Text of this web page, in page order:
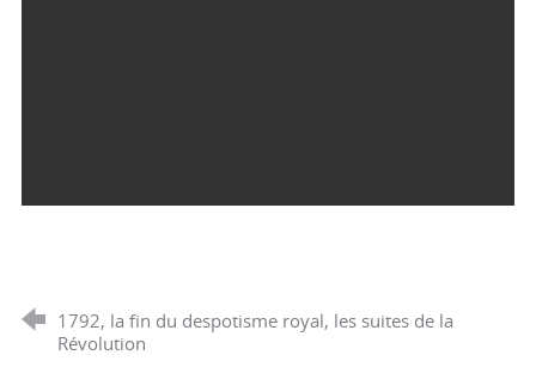
1792, la fin du despotisme royal, les suites de la
Révolution